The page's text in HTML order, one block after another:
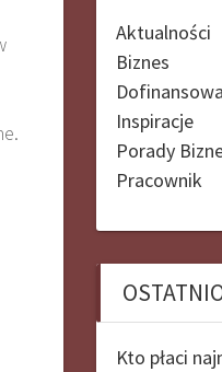
Aktualności
Biznes
Inspiracje
Porady
Pracownik
Kto płaci